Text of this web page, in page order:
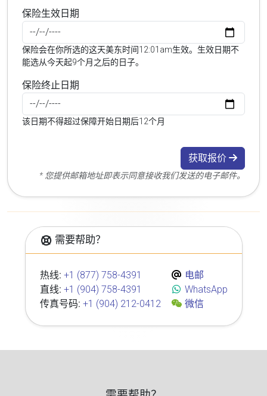
保险生效日期
保险会在你所选的这天美东时间12:01am生效。生效日期不
能选从今天起9个月之后的日子。
保险终止日期
该日期不得超过保障开始日期后12个月
获取报价
* 您提供邮箱地址即表示同意接收我们发送的电子邮件。
需要帮助？
热线: +1 (877) 758-4391
直线: +1 (904) 758-4391
传真号码: +1 (904) 212-0412
电邮
WhatsApp
微信